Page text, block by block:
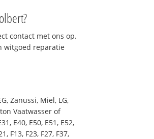
contact met ons op.
witgoed reparatie
Zanussi, Miel, LG,
Vaatwasser of
E40, E50, E51, E52,
F13, F23, F27, F37,